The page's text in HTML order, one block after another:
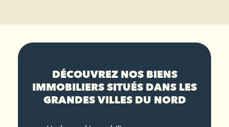
DÉCOUVREZ NOS BIENS
IMMOBILIERS SITUÉS DANS LES
GRANDES VILLES DU NORD